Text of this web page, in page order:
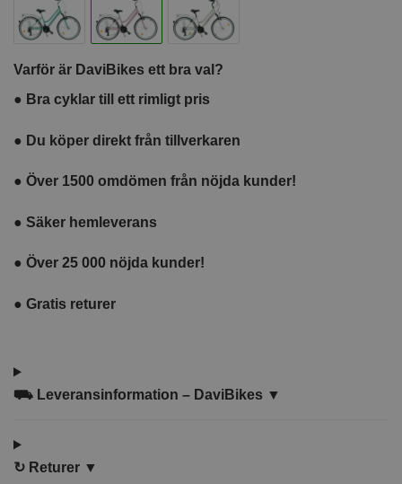
Varför är DaviBikes ett bra val?
● Bra cyklar till ett rimligt pris
● Du köper direkt från tillverkaren
● Över 1500 omdömen från nöjda kunder!
● Säker hemleverans
● Över 25 000 nöjda kunder!
● Gratis returer
⛟ Leveransinformation – DaviBikes ▼
↻ Returer ▼